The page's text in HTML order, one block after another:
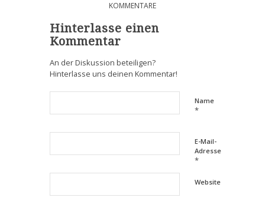
KOMMENTARE
Hinterlasse einen
Kommentar
An der Diskussion beteiligen?
Hinterlasse uns deinen Kommentar!
Name
*
E-Mail-
Adresse
*
Website